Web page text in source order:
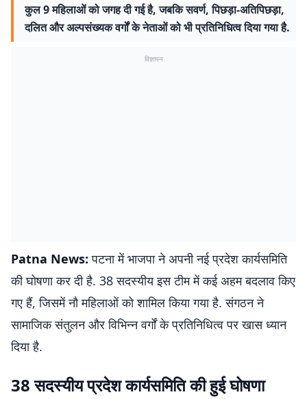
कुल 9 महिलाओं को जगह दी गई है, जबकि सवर्ण, पिछड़ा-अतिपिछड़ा,
दलित और अल्पसंख्यक वर्गों के नेताओं को भी प्रतिनिधित्व दिया गया है.
विज्ञापन
Patna News:पटना में भाजपा ने अपनी नई प्रदेश कार्यसमिति
की घोषणा कर दी है. 38 सदस्यीय इस टीम में कई अहम बदलाव किए
गए हैं, जिसमें नौ महिलाओं को शामिल किया गया है. संगठन ने
सामाजिक संतुलन और विभिन्न वर्गों के प्रतिनिधित्व पर खास ध्यान
दिया है.
38 सदस्यीय प्रदेश कार्यसमिति की हुई घोषणा